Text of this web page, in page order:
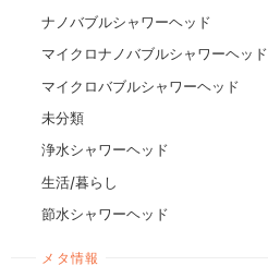
ナノバブルシャワーヘッド
マイクロナノバブルシャワーヘッド
マイクロバブルシャワーヘッド
未分類
浄水シャワーヘッド
生活/暮らし
節水シャワーヘッド
メタ情報